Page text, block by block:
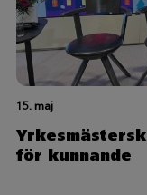
15. maj
för kunnande